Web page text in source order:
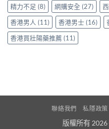
精力不足 (8) 網購安全 (27)
香港男人 (11) 香港男士 (16)
香港買壯陽藥推薦 (11)
聯絡我們 私隱政策
版權所有